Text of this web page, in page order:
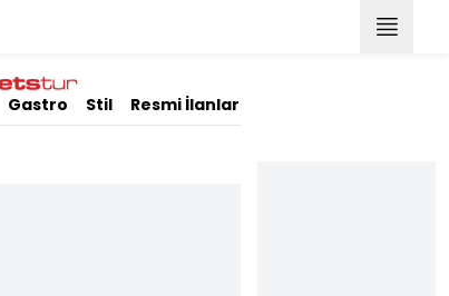
Gastro Stil Resmi İlanlar